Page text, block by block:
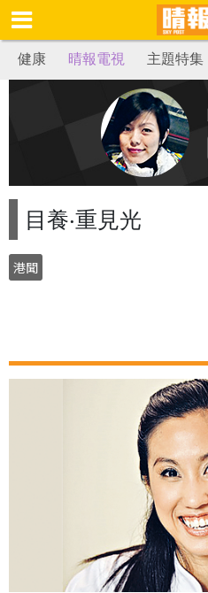
健康 晴報電視 主題特集
目養‧重見光
港聞